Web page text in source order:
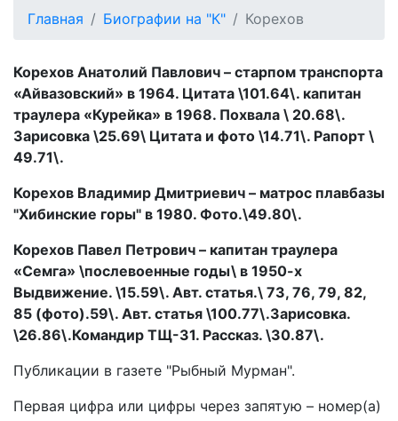
Главная Биографии на "К" Корехов
Корехов Анатолий Павлович – старпом транспорта
«Айвазовский» в 1964. Цитата \101.64\. капитан
траулера «Курейка» в 1968. Похвала \ 20.68\.
Зарисовка \25.69\ Цитата и фото \14.71\. Рапорт \
49.71\.
Корехов Владимир Дмитриевич – матрос плавбазы
"Хибинские горы" в 1980. Фото.\49.80\.
Корехов Павел Петрович – капитан траулера
«Семга» \послевоенные годы\ в 1950-х
Выдвижение. \15.59\. Авт. статья.\ 73, 76, 79, 82,
85 (фото).59\. Авт. статья \100.77\.Зарисовка.
\26.86\.Командир ТЩ-31. Рассказ. \30.87\.
Публикации в газете "Рыбный Мурман".
Первая цифра или цифры через запятую – номер(а)